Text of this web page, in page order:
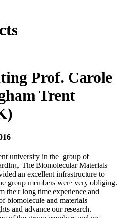
Prof. Carole
Trent
university in the group of
The Biomolecular Materials
an excellent infrastructure to
group members were very obliging.
their long time experience and
biomolecule and materials
and advance our research.